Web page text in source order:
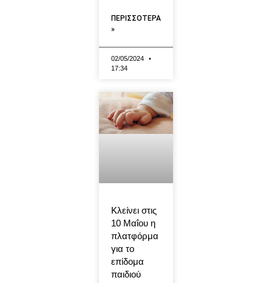
ΠΕΡΙΣΣΟΤΕΡΑ
»
02/05/2024
17:34
Κλείνει στις
10 Μαΐου η
πλατφόρμα
για το
επίδομα
παιδιού